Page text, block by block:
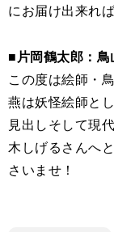
にお届け出来れ
■片岡鶴太郎：
この度は絵師・
燕は妖怪絵師と
見出しそして現
木しげるさんへ
さいませ！